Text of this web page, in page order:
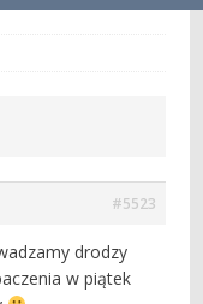
#5523
drodzy
w piątek